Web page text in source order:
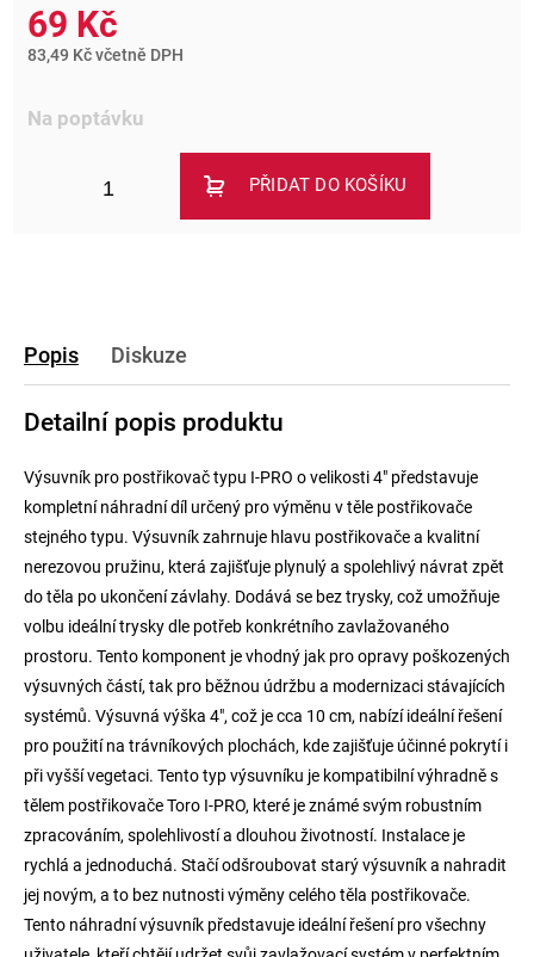
69 Kč
83,49 Kč včetně DPH
Na poptávku
PŘIDAT DO KOŠÍKU
Popis Diskuze
Detailní popis produktu
Výsuvník pro postřikovač typu I-PRO o velikosti 4" představuje
kompletní náhradní díl určený pro výměnu v těle postřikovače
stejného typu. Výsuvník zahrnuje hlavu postřikovače a kvalitní
nerezovou pružinu, která zajišťuje plynulý a spolehlivý návrat zpět
do těla po ukončení závlahy. Dodává se bez trysky, což umožňuje
volbu ideální trysky dle potřeb konkrétního zavlažovaného
prostoru. Tento komponent je vhodný jak pro opravy poškozených
výsuvných částí, tak pro běžnou údržbu a modernizaci stávajících
systémů. Výsuvná výška 4", což je cca 10 cm, nabízí ideální řešení
pro použití na trávníkových plochách, kde zajišťuje účinné pokrytí i
při vyšší vegetaci. Tento typ výsuvníku je kompatibilní výhradně s
tělem postřikovače Toro I-PRO, které je známé svým robustním
zpracováním, spolehlivostí a dlouhou životností. Instalace je
rychlá a jednoduchá. Stačí odšroubovat starý výsuvník a nahradit
jej novým, a to bez nutnosti výměny celého těla postřikovače.
Tento náhradní výsuvník představuje ideální řešení pro všechny